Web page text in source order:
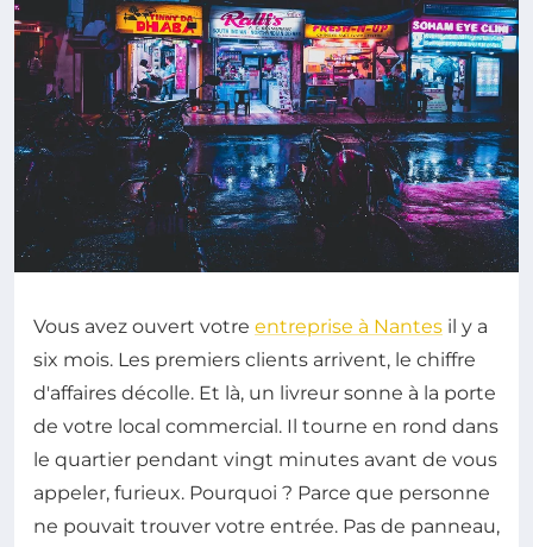
Vous avez ouvert votre entreprise à Nantes il y a
six mois. Les premiers clients arrivent, le chiffre
d'affaires décolle. Et là, un livreur sonne à la porte
de votre local commercial. Il tourne en rond dans
le quartier pendant vingt minutes avant de vous
appeler, furieux. Pourquoi ? Parce que personne
ne pouvait trouver votre entrée. Pas de panneau,